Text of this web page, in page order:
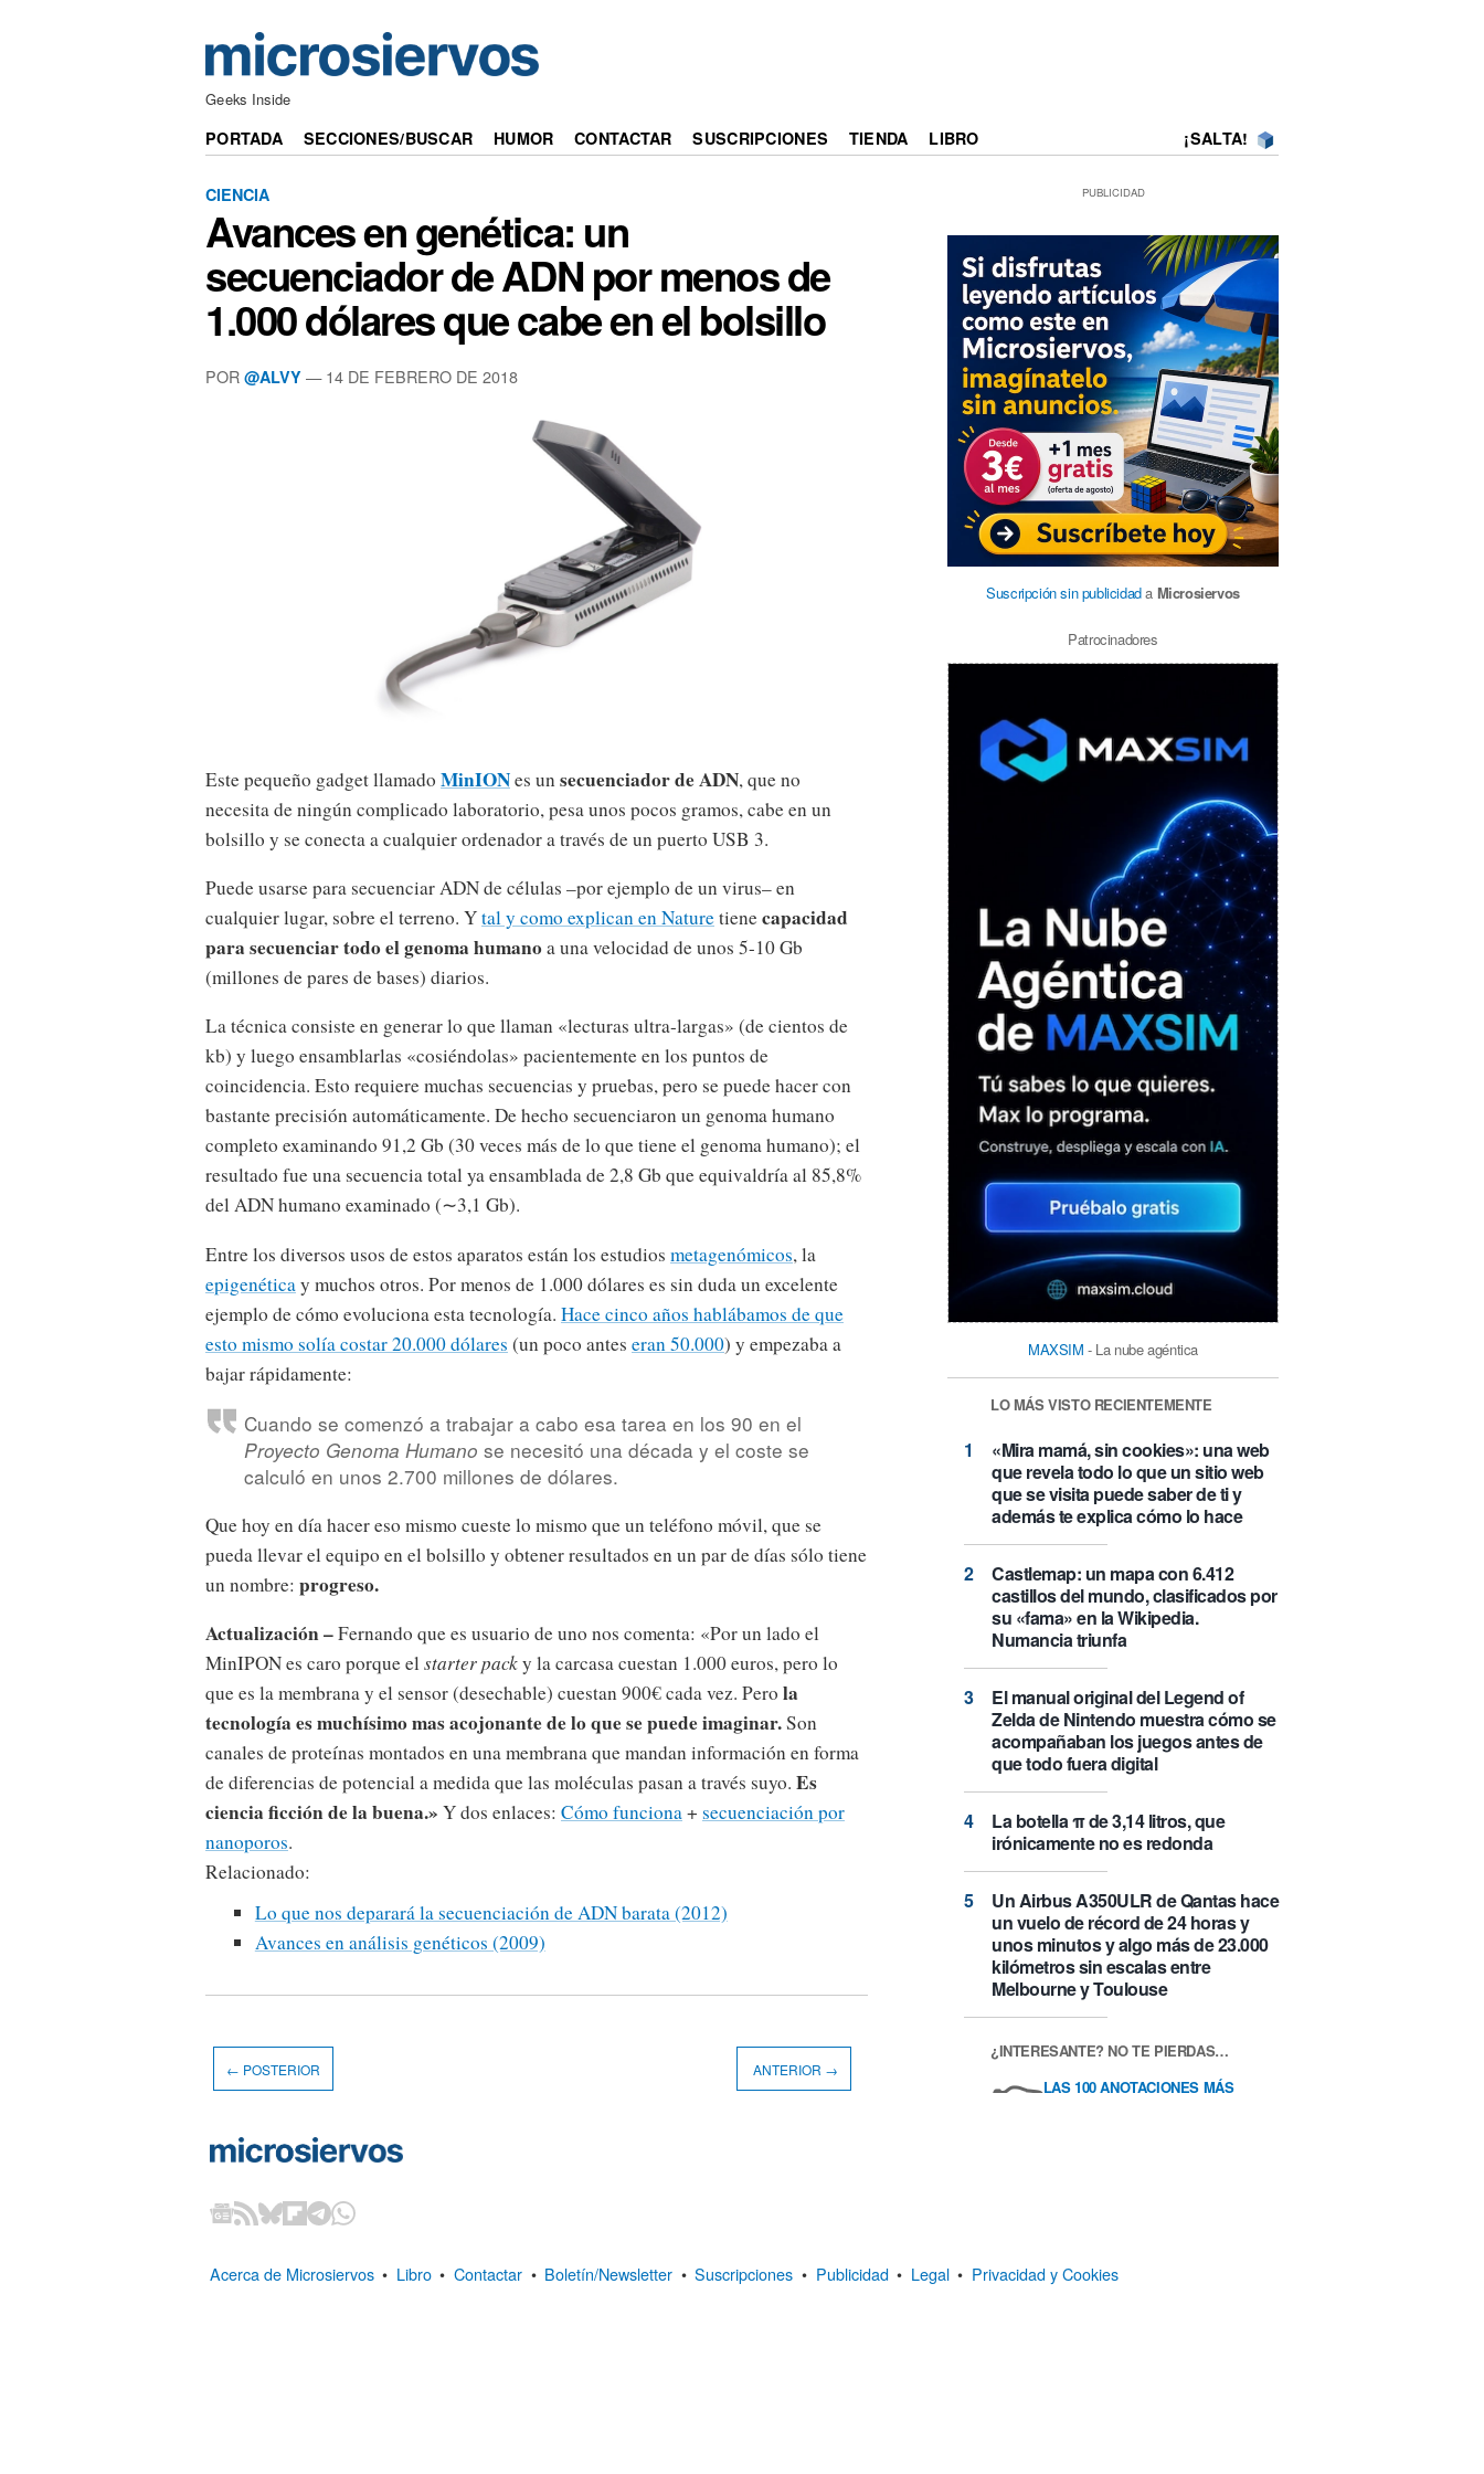
Geeks Inside
PORTADA SECCIONES/BUSCAR HUMOR CONTACTAR SUSCRIPCIONES TIENDA LIBRO ¡SALTA!
CIENCIA
Avances en genética: un
secuenciador de ADN por menos de
1.000 dólares que cabe en el bolsillo
POR @ALVY — 14 DE FEBRERO DE 2018
Este pequeño gadget llamado MinIONes unsecuenciador de ADN, que no
necesita de ningún complicado laboratorio, pesa unos pocos gramos, cabe en un
bolsillo y se conecta a cualquier ordenador a través de un puerto USB 3.
Puede usarse para secuenciar ADN de células –por ejemplo de un virus– en
cualquier lugar, sobre el terreno. Ytal y como explican en Naturetienecapacidad
para secuenciar todo el genoma humanoa una velocidad de unos 5-10 Gb
(millones de pares de bases) diarios.
La técnica consiste en generar lo que llaman «lecturas ultra-largas» (de cientos de
kb) y luego ensamblarlas «cosiéndolas» pacientemente en los puntos de
coincidencia. Esto requiere muchas secuencias y pruebas, pero se puede hacer con
bastante precisión automáticamente. De hecho secuenciaron un genoma humano
completo examinando 91,2 Gb (30 veces más de lo que tiene el genoma humano); el
resultado fue una secuencia total ya ensamblada de 2,8 Gb que equivaldría al 85,8%
del ADN humano examinado (∼3,1 Gb).
Entre los diversos usos de estos aparatos están los estudios metagenómicos, la
epigenéticay muchos otros. Por menos de 1.000 dólares es sin duda un excelente
ejemplo de cómo evoluciona esta tecnología. Hace cinco años hablábamos de que
esto mismo solía costar 20.000 dólares (un poco antes eran 50.000) y empezaba a
bajar rápidamente:
Cuando se comenzó a trabajar a cabo esa tarea en los 90 en el
Proyecto Genoma Humano se necesitó una década y el coste se
calculó en unos 2.700 millones de dólares.
Que hoy en día hacer eso mismo cueste lo mismo que un teléfono móvil, que se
pueda llevar el equipo en el bolsillo y obtener resultados en un par de días sólo tiene
un nombre: progreso.
Actualización –Fernando que es usuario de uno nos comenta: «Por un lado el
MinIPON es caro porque elstarter packy la carcasa cuestan 1.000 euros, pero lo
que es la membrana y el sensor (desechable) cuestan 900€ cada vez. Pero la
tecnología es muchísimo mas acojonante de lo que se puede imaginar.Son
canales de proteínas montados en una membrana que mandan información en forma
de diferencias de potencial a medida que las moléculas pasan a través suyo. Es
ciencia ficción de la buena.» Y dos enlaces: Cómo funciona+ secuenciación por
nanoporos.
Relacionado:
Lo que nos deparará la secuenciación de ADN barata (2012)
Avances en análisis genéticos (2009)
PUBLICIDAD
Suscripción sin publicidada Microsiervos
Patrocinadores
MAXSIM - La nube agéntica
LO MÁS VISTO RECIENTEMENTE
«Mira mamá, sin cookies»: una web
que revela todo lo que un sitio web
que se visita puede saber de ti y
además te explica cómo lo hace
Castlemap: un mapa con 6.412
castillos del mundo, clasificados por
su «fama» en la Wikipedia.
Numancia triunfa
El manual original del Legend of
Zelda de Nintendo muestra cómo se
acompañaban los juegos antes de
que todo fuera digital
La botella π de 3,14 litros, que
irónicamente no es redonda
Un Airbus A350ULR de Qantas hace
un vuelo de récord de 24 horas y
unos minutos y algo más de 23.000
kilómetros sin escalas entre
Melbourne y Toulouse
¿INTERESANTE? NO TE PIERDAS…
👉LAS 100 ANOTACIONES MÁS
← POSTERIOR ANTERIOR →
Acerca de Microsiervos • Libro • Contactar • Boletín/Newsletter • Suscripciones • Publicidad • Legal • Privacidad y Cookies